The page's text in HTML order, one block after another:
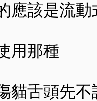
應該是流動
用那種
貓舌頭先不